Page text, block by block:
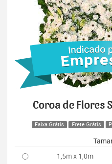
Coroa de Flores
Faixa Grátis Frete Grátis
1,5m x 1,0m